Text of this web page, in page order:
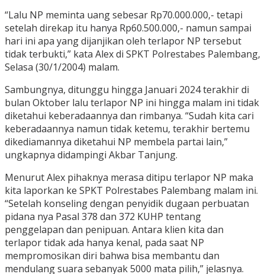
“Lalu NP meminta uang sebesar Rp70.000.000,- tetapi
setelah direkap itu hanya Rp60.500.000,- namun sampai
hari ini apa yang dijanjikan oleh terlapor NP tersebut
tidak terbukti,” kata Alex di SPKT Polrestabes Palembang,
Selasa (30/1/2004) malam.
Sambungnya, ditunggu hingga Januari 2024 terakhir di
bulan Oktober lalu terlapor NP ini hingga malam ini tidak
diketahui keberadaannya dan rimbanya. “Sudah kita cari
keberadaannya namun tidak ketemu, terakhir bertemu
dikediamannya diketahui NP membela partai lain,”
ungkapnya didampingi Akbar Tanjung.
Menurut Alex pihaknya merasa ditipu terlapor NP maka
kita laporkan ke SPKT Polrestabes Palembang malam ini.
“Setelah konseling dengan penyidik dugaan perbuatan
pidana nya Pasal 378 dan 372 KUHP tentang
penggelapan dan penipuan. Antara klien kita dan
terlapor tidak ada hanya kenal, pada saat NP
mempromosikan diri bahwa bisa membantu dan
mendulang suara sebanyak 5000 mata pilih,” jelasnya.